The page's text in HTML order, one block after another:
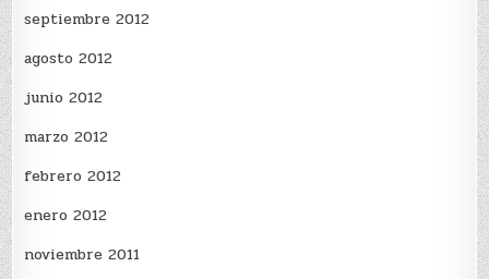
septiembre 2012
agosto 2012
junio 2012
marzo 2012
febrero 2012
enero 2012
noviembre 2011